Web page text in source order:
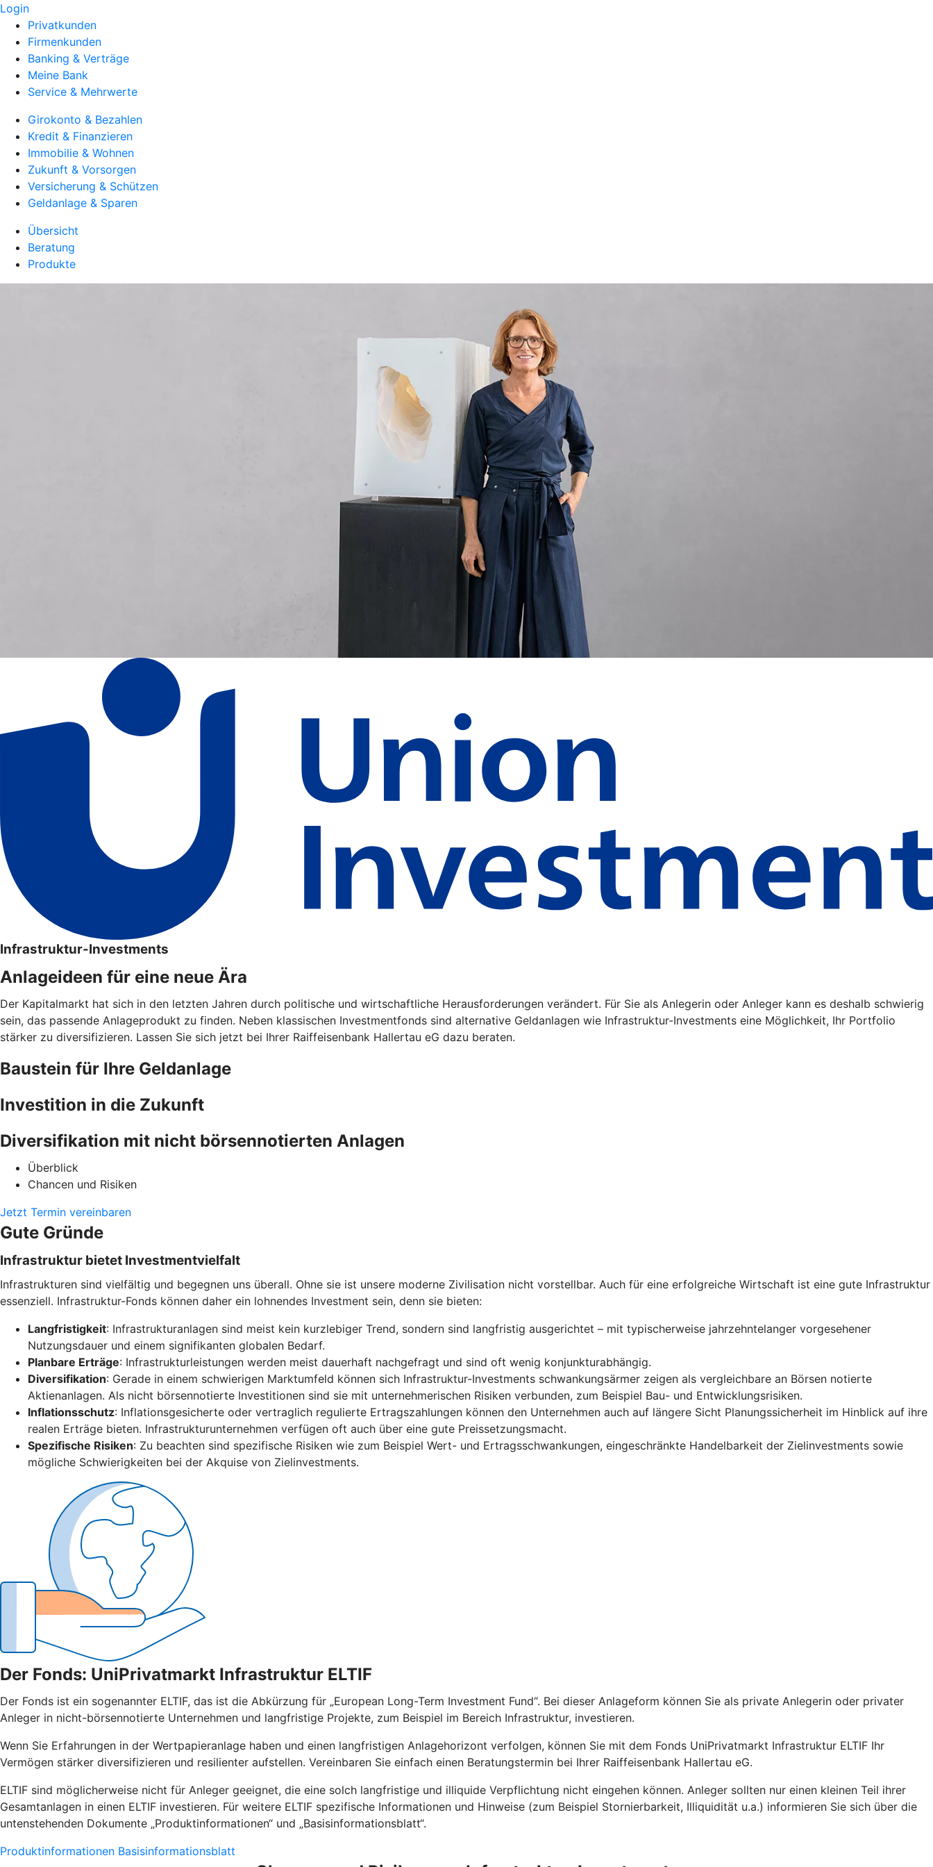
Login
Privatkunden
Firmenkunden
Banking & Verträge
Meine Bank
Service & Mehrwerte
Girokonto & Bezahlen
Kredit & Finanzieren
Immobilie & Wohnen
Zukunft & Vorsorgen
Versicherung & Schützen
Geldanlage & Sparen
Übersicht
Beratung
Produkte
Infrastruktur-Investments
Anlageideen für eine neue Ära
Der Kapitalmarkt hat sich in den letzten Jahren durch politische und wirtschaftliche Herausforderungen verändert. Für Sie als Anlegerin oder Anleger kann es deshalb schwierig
sein, das passende Anlageprodukt zu finden. Neben klassischen Investmentfonds sind alternative Geldanlagen wie Infrastruktur-Investments eine Möglichkeit, Ihr Portfolio
stärker zu diversifizieren. Lassen Sie sich jetzt bei Ihrer Raiffeisenbank Hallertau eG dazu beraten.
Baustein für Ihre Geldanlage
Investition in die Zukunft
Diversifikation mit nicht börsennotierten Anlagen
Überblick
Chancen und Risiken
Jetzt Termin vereinbaren
Gute Gründe
Infrastruktur bietet Investmentvielfalt
Infrastrukturen sind vielfältig und begegnen uns überall. Ohne sie ist unsere moderne Zivilisation nicht vorstellbar. Auch für eine erfolgreiche Wirtschaft ist eine gute Infrastruktur
essenziell. Infrastruktur-Fonds können daher ein lohnendes Investment sein, denn sie bieten:
Langfristigkeit: Infrastrukturanlagen sind meist kein kurzlebiger Trend, sondern sind langfristig ausgerichtet – mit typischerweise jahrzehntelanger vorgesehener
Nutzungsdauer und einem signifikanten globalen Bedarf.
Planbare Erträge: Infrastrukturleistungen werden meist dauerhaft nachgefragt und sind oft wenig konjunkturabhängig.
Diversifikation: Gerade in einem schwierigen Marktumfeld können sich Infrastruktur-Investments schwankungsärmer zeigen als vergleichbare an Börsen notierte
Aktienanlagen. Als nicht börsennotierte Investitionen sind sie mit unternehmerischen Risiken verbunden, zum Beispiel Bau- und Entwicklungsrisiken.
Inflationsschutz: Inflationsgesicherte oder vertraglich regulierte Ertragszahlungen können den Unternehmen auch auf längere Sicht Planungssicherheit im Hinblick auf ihre
realen Erträge bieten. Infrastrukturunternehmen verfügen oft auch über eine gute Preissetzungsmacht.
Spezifische Risiken: Zu beachten sind spezifische Risiken wie zum Beispiel Wert- und Ertragsschwankungen, eingeschränkte Handelbarkeit der Zielinvestments sowie
mögliche Schwierigkeiten bei der Akquise von Zielinvestments.
Der Fonds: UniPrivatmarkt Infrastruktur ELTIF
Der Fonds ist ein sogenannter ELTIF, das ist die Abkürzung für „European Long-Term Investment Fund“. Bei dieser Anlageform können Sie als private Anlegerin oder privater
Anleger in nicht-börsennotierte Unternehmen und langfristige Projekte, zum Beispiel im Bereich Infrastruktur, investieren.
Wenn Sie Erfahrungen in der Wertpapieranlage haben und einen langfristigen Anlagehorizont verfolgen, können Sie mit dem Fonds UniPrivatmarkt Infrastruktur ELTIF Ihr
Vermögen stärker diversifizieren und resilienter aufstellen. Vereinbaren Sie einfach einen Beratungstermin bei Ihrer Raiffeisenbank Hallertau eG.
ELTIF sind möglicherweise nicht für Anleger geeignet, die eine solch langfristige und illiquide Verpflichtung nicht eingehen können. Anleger sollten nur einen kleinen Teil ihrer
Gesamtanlagen in einen ELTIF investieren. Für weitere ELTIF spezifische Informationen und Hinweise (zum Beispiel Stornierbarkeit, Illiquidität u.a.) informieren Sie sich über die
untenstehenden Dokumente „Produktinformationen“ und „Basisinformationsblatt“.
Produktinformationen Basisinformationsblatt